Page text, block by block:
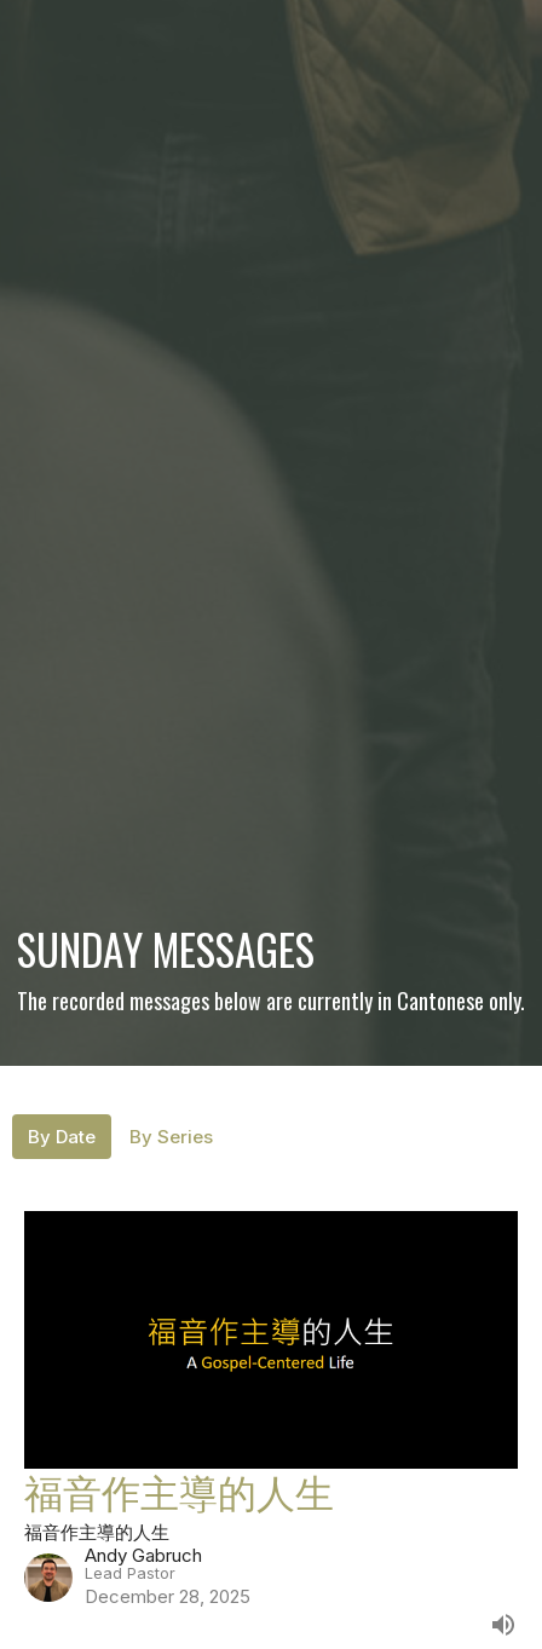
SUNDAY MESSAGES
The recorded messages below are currently in Cantonese only.
By Date By Series
福音作主導的人生
福音作主導的人生
Andy Gabruch
Lead Pastor
December 28, 2025